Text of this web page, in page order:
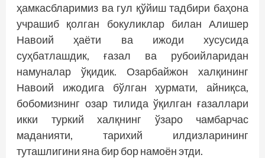
ҳамкасбларимиз ва гул қўйиш тадбири баҳона
учрашиб қолган бокуликлар билан Алишер
Навоий ҳаёти ва ижоди хусусида
суҳбатлашдик, ғазал ва рубоийларидан
намуналар ўқидик. Озарбайжон халқининг
Навоий ижодига бўлган ҳурмати, айниқса,
бобомизнинг озар тилида ўқилган ғазаллари
икки туркий халқнинг ўзаро чамбарчас
маданияти, тарихий илдизларининг
туташлигини яна бир бор намоён этди.